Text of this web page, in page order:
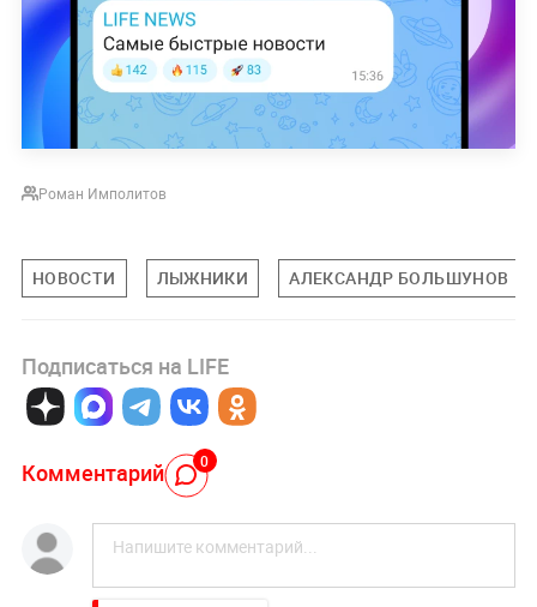
Роман Имполитов
НОВОСТИ ЛЫЖНИКИ АЛЕКСАНДР БОЛЬШУНОВ
Подписаться на LIFE
Комментарий 0